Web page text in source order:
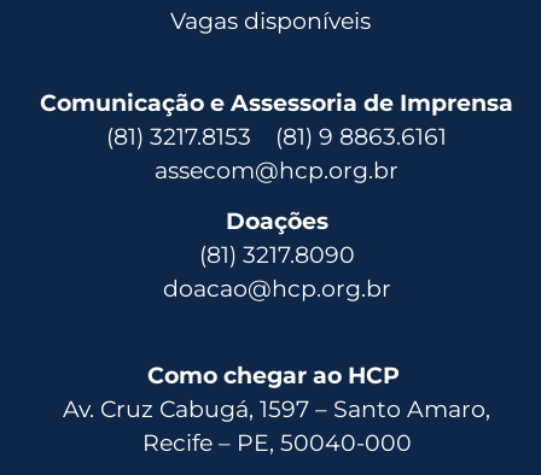
Vagas disponíveis
Comunicação e Assessoria de Imprensa
(81) 3217.8153 (81) 9 8863.6161
assecom@hcp.org.br
Doações
(81) 3217.8090
doacao@hcp.org.br
Como chegar ao HCP
Av. Cruz Cabugá, 1597 – Santo Amaro,
Recife – PE, 50040-000